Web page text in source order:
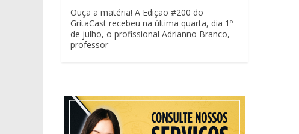
Ouça a matéria! A Edição #200 do
GritaCast recebeu na última quarta, dia 1º
de julho, o profissional Adrianno Branco,
professor